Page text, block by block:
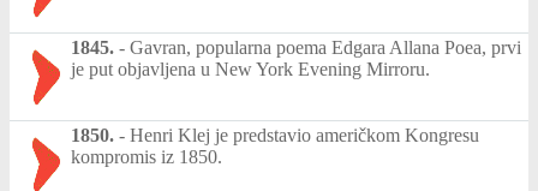
1845. - Gavran, popularna poema Edgara Allana Poea, prvi
je put objavljena u New York Evening Mirroru.
1850. - Henri Klej je predstavio američkom Kongresu
kompromis iz 1850.